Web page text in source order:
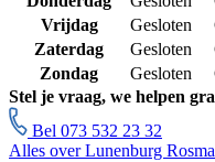
Vrijdag
Gesloten
Zaterdag
Gesloten
Zondag
Gesloten
Stel je vraag, we helpen
Bel 073 532 23 32
Alles over Lunenburg